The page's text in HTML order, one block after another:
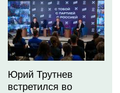
Юрий Трутнев
встретился во